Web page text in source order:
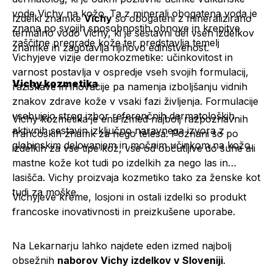
vode Vichy na kožo. Ta z minerali obogatena voda je
znana po svojih sposobnostih obnove in krepitve
zaščitne pregrade kože ter predstavlja temelj
Vichyjeve vizije dermokozmetike: učinkovitost in
varnost postavlja v ospredje vseh svojih formulacij,
raziskave in inovacije pa namenja izboljšanju vidnih
znakov zdrave kože v vsaki fazi življenja. Formulacije
vsebujejo strog izbor referenčnih dermatoloških
aktivnih sestavin izključno naravnega izvora z
globinskim delovanjem in močnim učinkom na kožo.
Izdelki znamkeVichyso obogateni z mineralizirano
termalno vodo Vichy, ki je sestavni del vseh izdelkov
znamke in zagotavlja njihovo edinstvenost.
Vichy kozmetika
Vichy kozmetika je ena izmed najbolj razpoznavnih
francoskih znamk za nego telesa. Poznani so po
izdelkih za vse tipe kož, vse od občutljive do suhe ali
mastne kože kot tudi po izdelkih za nego las in
lasišča. Vichy proizvaja kozmetiko tako za ženske kot
tudi za moške.
Vichyjeve kreme, losjoni in ostali izdelki so produkt
francoske inovativnosti in preizkušene uporabe.
Na Lekarnarju lahko najdete eden izmed najbolj
obsežnih naborov Vichy izdelkov v Sloveniji.